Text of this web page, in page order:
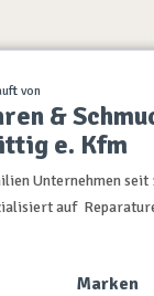
von
&
e. Kfm
Unternehmen
auf
Marken